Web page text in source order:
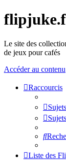
Le site des
de jeux pour cafés
Accéder au contenu
Raccourcis
Liste des